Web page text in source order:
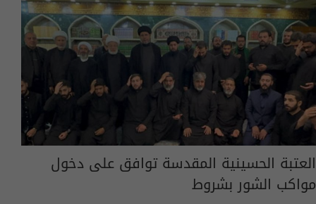
العتبة الحسينية المقدسة توافق على دخول
مواكب الشور بشروط